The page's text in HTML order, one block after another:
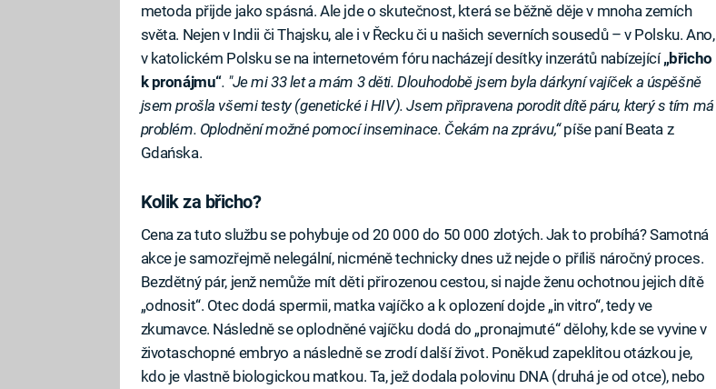
metoda přijde jako spásná. Ale jde o skutečnost, která se běžně děje v mnoha zemích
světa. Nejen v Indii či Thajsku, ale i v Řecku či u našich severních sousedů – v Polsku. Ano,
v katolickém Polsku se na internetovém fóru nacházejí desítky inzerátů nabízející„břicho
k pronájmu“. "Je mi 33 let a mám 3 děti. Dlouhodobě jsem byla dárkyní vajíček a úspěšně
jsem prošla všemi testy (genetické i HIV). Jsem připravena porodit dítě páru, který s tím má
problém. Oplodnění možné pomocí inseminace. Čekám na zprávu,“píše paní Beata z
Gdańska.
Kolik za břicho?
Cena za tuto službu se pohybuje od 20 000 do 50 000 zlotých. Jak to probíhá? Samotná
akce je samozřejmě nelegální, nicméně technicky dnes už nejde o příliš náročný proces.
Bezdětný pár, jenž nemůže mít děti přirozenou cestou, si najde ženu ochotnou jejich dítě
„odnosit“. Otec dodá spermii, matka vajíčko a k oplození dojde „in vitro“, tedy ve
zkumavce. Následně se oplodněné vajíčku dodá do „pronajmuté“ dělohy, kde se vyvine v
životaschopné embryo a následně se zrodí další život. Poněkud zapeklitou otázkou je,
kdo je vlastně biologickou matkou. Ta, jež dodala polovinu DNA (druhá je od otce), nebo